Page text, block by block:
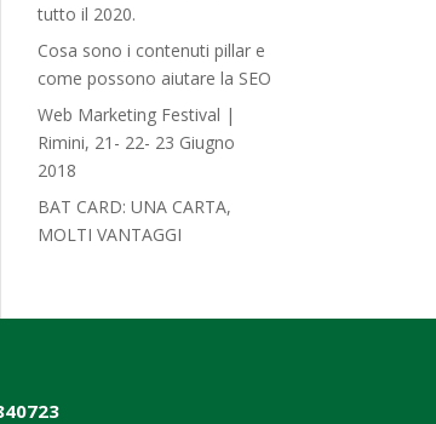
tutto il 2020.
Cosa sono i contenuti pillar e
come possono aiutare la SEO
Web Marketing Festival |
Rimini, 21- 22- 23 Giugno
2018‎
BAT CARD: UNA CARTA,
MOLTI VANTAGGI